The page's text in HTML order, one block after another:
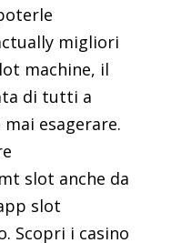
migliori
machine, il
di tutti a
esagerare.
slot anche da
slot
Scopri i casino